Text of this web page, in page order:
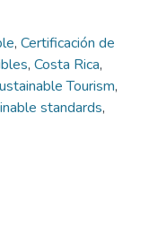
, Certificación de
, Costa Rica,
Tourism,
standards,